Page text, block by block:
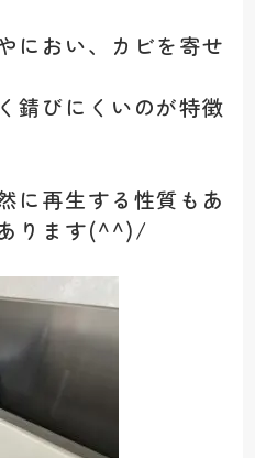
におい、カビを寄せ
錆びにくいのが特徴
に再生する性質もあ
ります(^^)/